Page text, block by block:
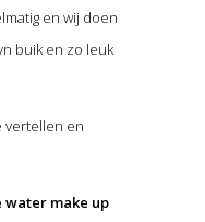
en wij doen
buik en zo leuk
vertellen en
water make up